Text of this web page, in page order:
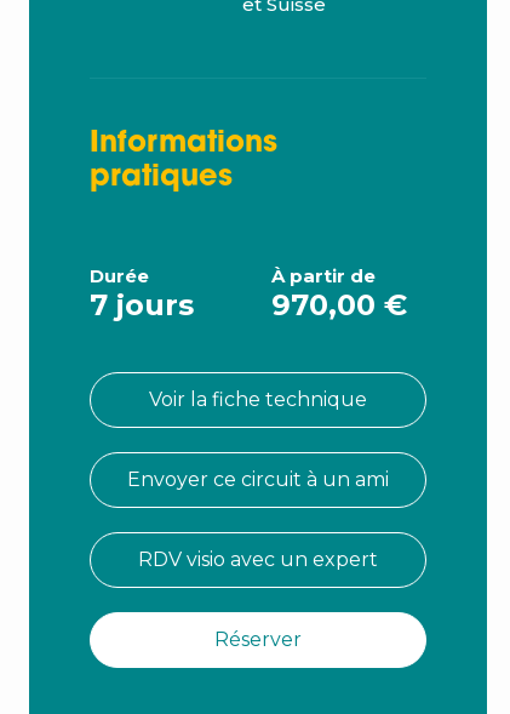
Informations
pratiques
Durée
7 jours
À partir de
970,00 €
Voir la fiche technique
Envoyer ce circuit à un ami
RDV visio avec un expert
Réserver